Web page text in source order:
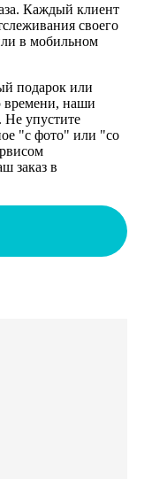
Каждый клиент
своего
в мобильном
подарок или
времени, наши
Не упустите
"с фото" или "со
заказ в